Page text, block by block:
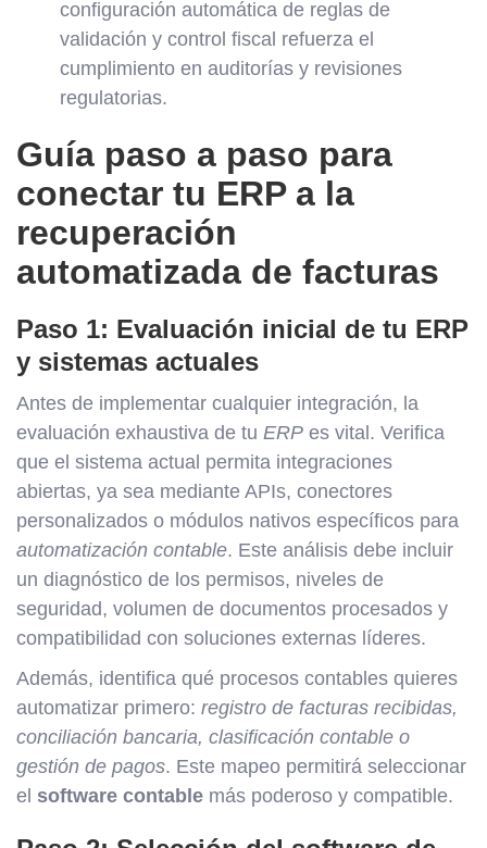
configuración automática de reglas de
validación y control fiscal refuerza el
cumplimiento en auditorías y revisiones
regulatorias.
Guía paso a paso para
conectar tu ERP a la
recuperación
automatizada de facturas
Paso 1: Evaluación inicial de tu ERP
y sistemas actuales
Antes de implementar cualquier integración, la
evaluación exhaustiva de tu ERP es vital. Verifica
que el sistema actual permita integraciones
abiertas, ya sea mediante APIs, conectores
personalizados o módulos nativos específicos para
automatización contable. Este análisis debe incluir
un diagnóstico de los permisos, niveles de
seguridad, volumen de documentos procesados y
compatibilidad con soluciones externas líderes.
Además, identifica qué procesos contables quieres
automatizar primero: registro de facturas recibidas,
conciliación bancaria, clasificación contable o
gestión de pagos. Este mapeo permitirá seleccionar
el software contable más poderoso y compatible.